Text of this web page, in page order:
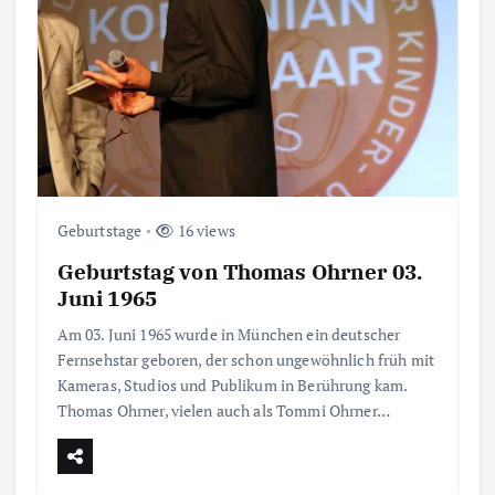
m
m
r
i
r
u
Geburtstage 16 views
Geburtstag von Thomas Ohrner 03.
Juni 1965
Am 03. Juni 1965 wurde in München ein deutscher
Fernsehstar geboren, der schon ungewöhnlich früh mit
Kameras, Studios und Publikum in Berührung kam.
Thomas Ohrner, vielen auch als Tommi Ohrner…